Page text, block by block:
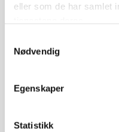
eller som de har samlet
Nødvendig
Egenskaper
Statistikk